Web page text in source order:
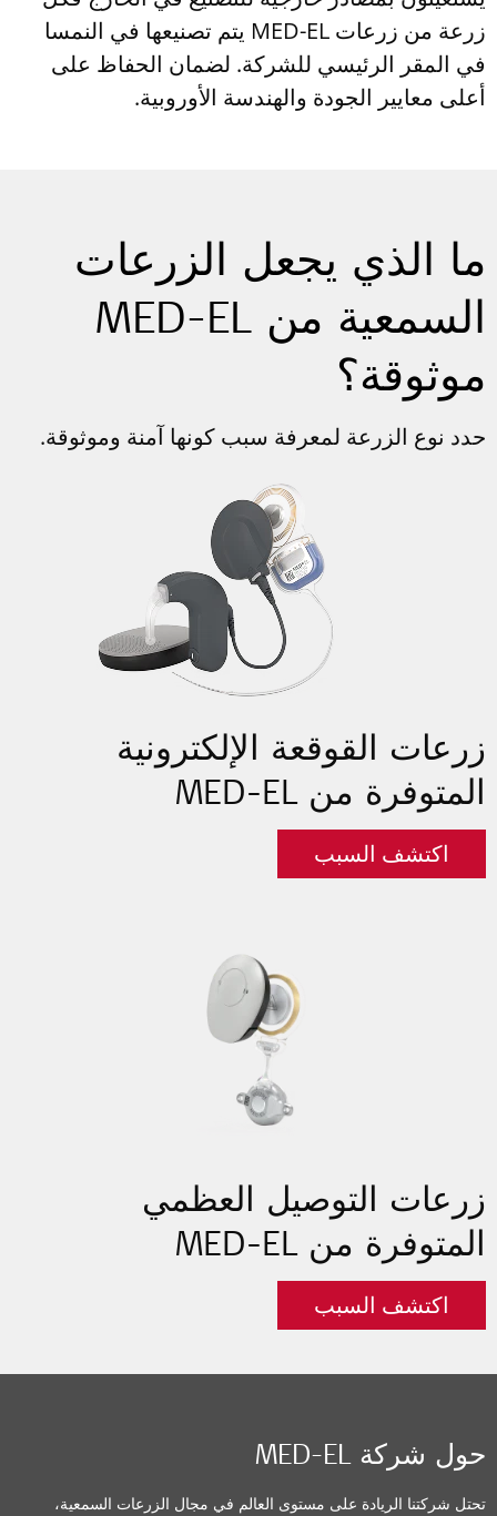
زرعة من زرعات MED-EL يتم تصنيعها في النمسا
في المقر الرئيسي للشركة. لضمان الحفاظ على
أعلى معايير الجودة والهندسة الأوروبية.
ما الذي يجعل الزرعات
السمعية من MED-EL
موثوقة؟
حدد نوع الزرعة لمعرفة سبب كونها آمنة وموثوقة.
زرعات القوقعة الإلكترونية
المتوفرة من MED-EL
اكتشف السبب
زرعات التوصيل العظمي
المتوفرة من MED-EL
اكتشف السبب
حول شركة MED-EL
تحتل شركتنا الريادة على مستوى العالم في مجال الزرعات السمعية،